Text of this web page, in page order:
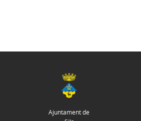
Ajuntament de